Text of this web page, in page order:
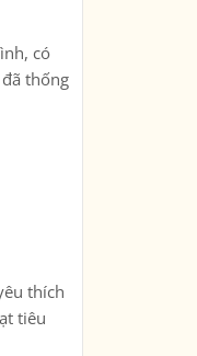
có
thống
thích
tiêu